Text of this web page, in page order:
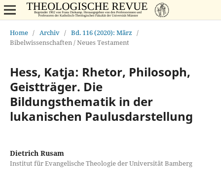
Home / Archiv / Bd. 116 (2020): März /
Bibelwissenschaften / Neues Testament
Hess, Katja: Rhetor, Philosoph,
Geistträger. Die
Bildungsthematik in der
lukanischen Paulusdarstellung
Dietrich Rusam
Institut für Evangelische Theologie der Universität Bamberg